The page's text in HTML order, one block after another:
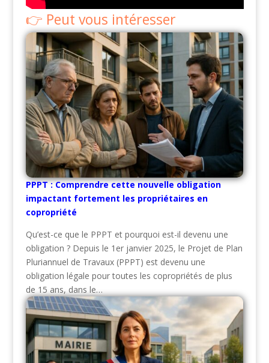
Peut vous intéresser
PPPT : Comprendre cette nouvelle obligation
impactant fortement les propriétaires en
copropriété
Qu’est-ce que le PPPT et pourquoi est-il devenu une
obligation ? Depuis le 1er janvier 2025, le Projet de Plan
Pluriannuel de Travaux (PPPT) est devenu une
obligation légale pour toutes les copropriétés de plus
de 15 ans, dans le…